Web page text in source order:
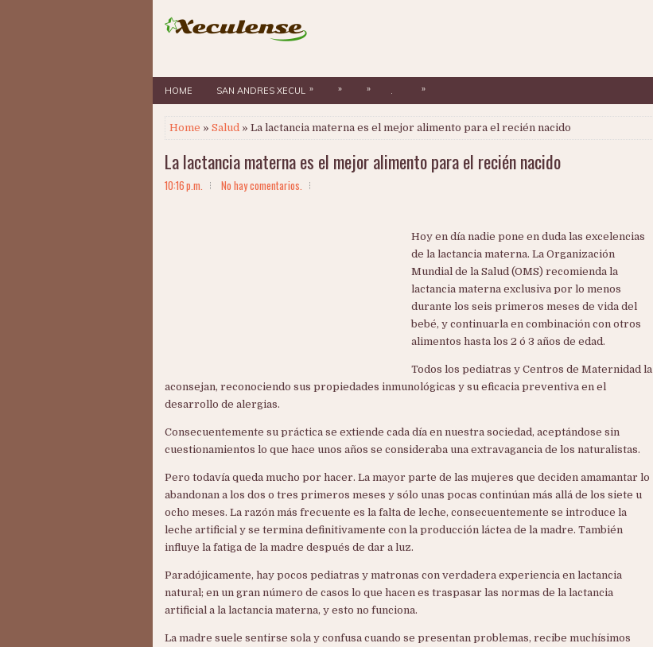
HOME SAN ANDRES XECUL » » » . »
Home » Salud » La lactancia materna es el mejor alimento para el recién nacido
La lactancia materna es el mejor alimento para el recién nacido
10:16 p.m. No hay comentarios.
Hoy en día nadie pone en duda las excelencias
de la lactancia materna. La Organización
Mundial de la Salud (OMS) recomienda la
lactancia materna exclusiva por lo menos
durante los seis primeros meses de vida del
bebé, y continuarla en combinación con otros
alimentos hasta los 2 ó 3 años de edad.
Todos los pediatras y Centros de Maternidad la
aconsejan, reconociendo sus propiedades inmunológicas y su eficacia preventiva en el
desarrollo de alergias.
Consecuentemente su práctica se extiende cada día en nuestra sociedad, aceptándose sin
cuestionamientos lo que hace unos años se consideraba una extravagancia de los naturalistas.
Pero todavía queda mucho por hacer. La mayor parte de las mujeres que deciden amamantar lo
abandonan a los dos o tres primeros meses y sólo unas pocas continúan más allá de los siete u
ocho meses. La razón más frecuente es la falta de leche, consecuentemente se introduce la
leche artificial y se termina definitivamente con la producción láctea de la madre. También
influye la fatiga de la madre después de dar a luz.
Paradójicamente, hay pocos pediatras y matronas con verdadera experiencia en lactancia
natural; en un gran número de casos lo que hacen es traspasar las normas de la lactancia
artificial a la lactancia materna, y esto no funciona.
La madre suele sentirse sola y confusa cuando se presentan problemas, recibe muchísimos